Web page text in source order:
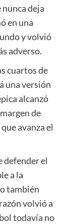
deja
en una
y volvió
adverso.
cuartos de
una versión
alcanzó
de
avanza el
defender el
a la
también
volvió a
todavía no